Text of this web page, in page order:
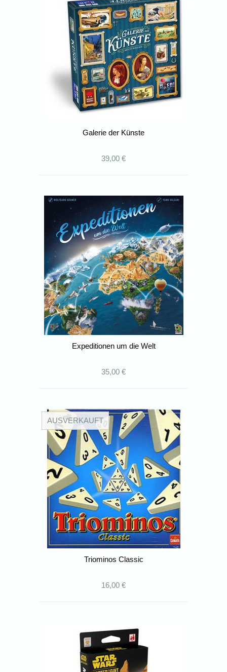
Galerie der Künste
39,00 €
Expeditionen um die Welt
35,00 €
AUSVERKAUFT
Triominos Classic
16,00 €